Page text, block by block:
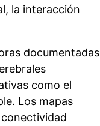
la interacción
documentadas
como el
Los mapas